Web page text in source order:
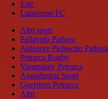
Este
Luparense FC
Altri sport
Pallavolo Padova
Antenore Plebiscito Padova
Petrarca Rugby
Vinumitaly Petrarca
Assindustria Sport
Guerriero Petrarca
Altri